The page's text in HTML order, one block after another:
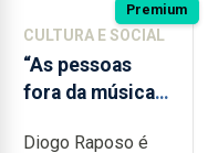
Premium
CULTURA E SOCIAL
“As pessoas
fora da música
noção do quão
Diogo Raposo é